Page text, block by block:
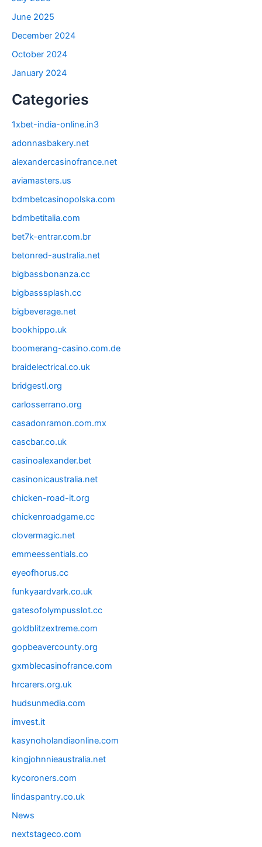
June 2025
December 2024
October 2024
January 2024
Categories
1xbet-india-online.in3
adonnasbakery.net
alexandercasinofrance.net
aviamasters.us
bdmbetcasinopolska.com
bdmbetitalia.com
bet7k-entrar.com.br
betonred-australia.net
bigbassbonanza.cc
bigbasssplash.cc
bigbeverage.net
bookhippo.uk
boomerang-casino.com.de
braidelectrical.co.uk
bridgestl.org
carlosserrano.org
casadonramon.com.mx
cascbar.co.uk
casinoalexander.bet
casinonicaustralia.net
chicken-road-it.org
chickenroadgame.cc
clovermagic.net
emmeessentials.co
eyeofhorus.cc
funkyaardvark.co.uk
gatesofolympusslot.cc
goldblitzextreme.com
gopbeavercounty.org
gxmblecasinofrance.com
hrcarers.org.uk
hudsunmedia.com
imvest.it
kasynoholandiaonline.com
kingjohnnieaustralia.net
kycoroners.com
lindaspantry.co.uk
News
nextstageco.com